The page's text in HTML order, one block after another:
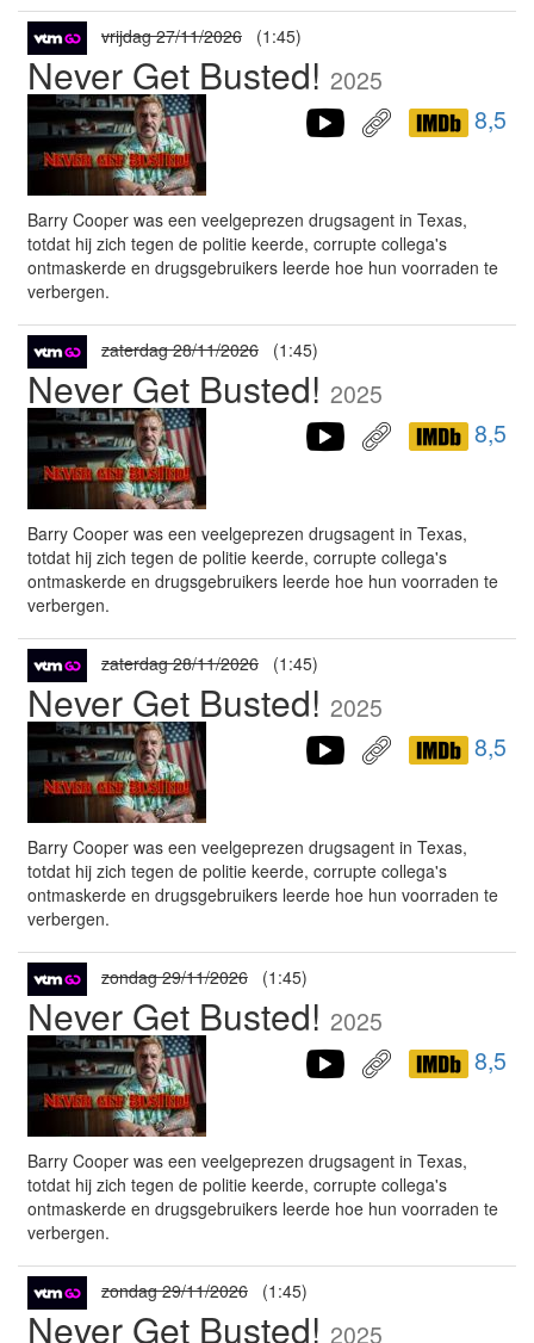
vrijdag 27/11/2026 (1:45)
Never Get Busted! 2025
8,5
Barry Cooper was een veelgeprezen drugsagent in Texas,
totdat hij zich tegen de politie keerde, corrupte collega's
ontmaskerde en drugsgebruikers leerde hoe hun voorraden te
verbergen.
zaterdag 28/11/2026 (1:45)
Never Get Busted! 2025
8,5
Barry Cooper was een veelgeprezen drugsagent in Texas,
totdat hij zich tegen de politie keerde, corrupte collega's
ontmaskerde en drugsgebruikers leerde hoe hun voorraden te
verbergen.
zaterdag 28/11/2026 (1:45)
Never Get Busted! 2025
8,5
Barry Cooper was een veelgeprezen drugsagent in Texas,
totdat hij zich tegen de politie keerde, corrupte collega's
ontmaskerde en drugsgebruikers leerde hoe hun voorraden te
verbergen.
zondag 29/11/2026 (1:45)
Never Get Busted! 2025
8,5
Barry Cooper was een veelgeprezen drugsagent in Texas,
totdat hij zich tegen de politie keerde, corrupte collega's
ontmaskerde en drugsgebruikers leerde hoe hun voorraden te
verbergen.
zondag 29/11/2026 (1:45)
Never Get Busted! 2025